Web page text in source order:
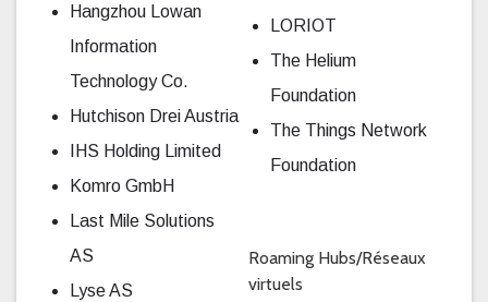
Hangzhou Lowan
Information
Technology Co.
Hutchison Drei Austria
IHS Holding Limited
Komro GmbH
Last Mile Solutions
AS
Lyse AS
LORIOT
The Helium
Foundation
The Things Network
Foundation
Roaming Hubs/Réseaux
virtuels